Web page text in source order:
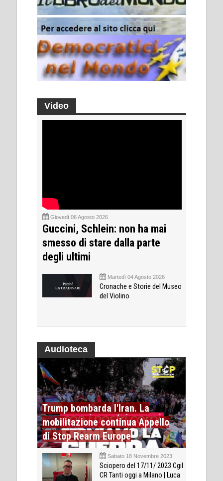
Video
Giovedì 06 Agosto 2026
Guccini, Schlein: non ha mai
smesso di stare dalla parte
degli ultimi
Martedì 04 Agosto 2026
Cronache e Storie del Museo
del Violino
Audioteca
Trump bombarda l'Iran. La
mobilitazione continua Appello
di Stop Rearm Europe
Sabato 18 Novembre 2023
Sciopero del 17/11/ 2023 Cgil
CR Tanti oggi a Milano | Luca